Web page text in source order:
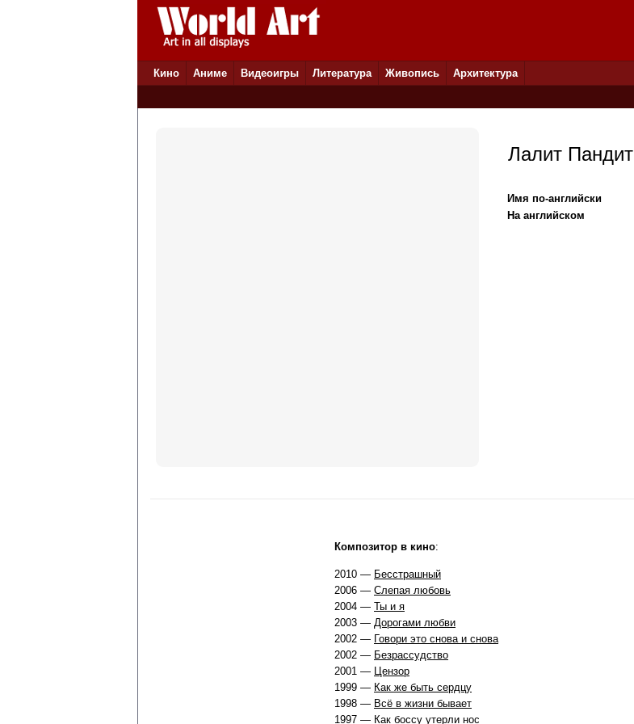
Кино Аниме Видеоигры Литература Живопись Архитектура
Лалит Пандит
Имя по-английски
На английском
Композитор в кино:
2010 — Бесстрашный
2006 — Слепая любовь
2004 — Ты и я
2003 — Дорогами любви
2002 — Говори это снова и снова
2002 — Безрассудство
2001 — Цензор
1999 — Как же быть сердцу
1998 — Всё в жизни бывает
1997 — Как боссу утерли нос